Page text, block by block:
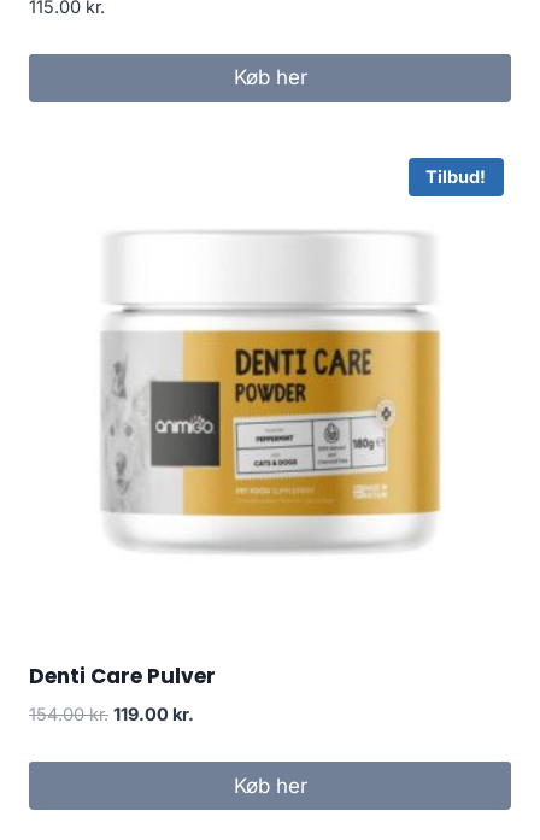
115.00 kr.
Køb her
Tilbud!
Denti Care Pulver
154.00kr. Den
pris
119.00 kr.
pris
Køb her